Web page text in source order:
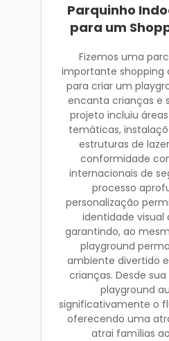
Parquinho
para um
Fizemos uma
importante shopping
para criar um
encanta crianças e
projeto incluiu
temáticas,
estruturas de
conformidade
internacionais de
processo
personalização
identidade visual
garantindo, ao
playground
ambiente divertido
crianças. Desde
playground
significativamente o
oferecendo uma
atrai famílias